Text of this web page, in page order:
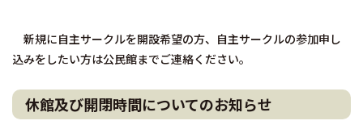
新規に自主サークルを開設希望の方、自主サークルの参加申し
込みをしたい方は公民館までご連絡ください。
休館及び開閉時間についてのお知らせ